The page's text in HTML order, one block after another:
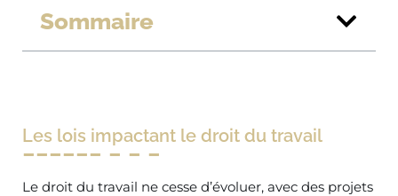
Sommaire
Les lois impactant le droit du travail
Le droit du travail ne cesse d’évoluer, avec des projets